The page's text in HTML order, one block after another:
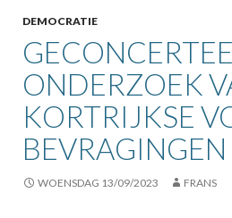
DEMOCRATIE
ONDERZOEK
KORTRIJKSE
BEVRAGINGEN
WOENSDAG 13/09/2023 FRANS